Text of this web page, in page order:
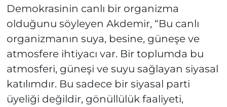
Demokrasinin canlı bir organizma
olduğunu söyleyen Akdemir, “Bu canlı
organizmanın suya, besine, güneşe ve
atmosfere ihtiyacı var. Bir toplumda bu
atmosferi, güneşi ve suyu sağlayan siyasal
katılımdır. Bu sadece bir siyasal parti
üyeliği değildir, gönüllülük faaliyeti,